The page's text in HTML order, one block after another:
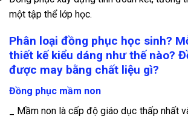
một tập thể lớp học.
Phân loại đồng phục học sinh?
thiết kế kiểu dáng như thế nào?
được may bằng chất liệu gì?
Đồng phục mầm non
_ Mầm non là cấp độ giáo dục thấp nhất